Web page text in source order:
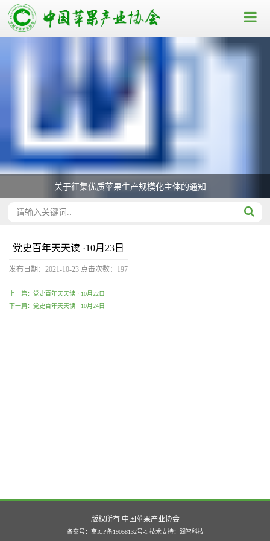
关于征集优质苹果生产规模化主体的通知
党史百年天天读 ·10月23日
发布日期：2021-10-23 点击次数： 197
上一篇：党史百年天天读 · 10月22日
下一篇：党史百年天天读 · 10月24日
版权所有 中国苹果产业协会
备案号：京ICP备19058132号-1 技术支持： 润智科技